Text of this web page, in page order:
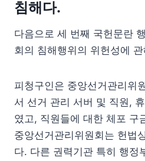
침해다.
다음으로 세 번째 국헌문란
회의 침해행위의 위헌성에
피청구인은 중앙선거관리위
서 선거 관리 서버 및 직원,
였고, 직원들에 대한 체포 구
중앙선거관리위원회는 헌법
다. 다른 권력기관 특히 행정